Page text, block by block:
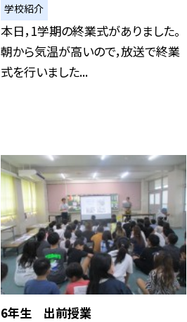
学校紹介
本日，1学期の終業式がありました。
朝から気温が高いので，放送で終業
式を行いました...
6年生 出前授業